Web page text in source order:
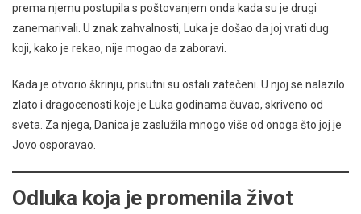
prema njemu postupila s poštovanjem onda kada su je drugi
zanemarivali. U znak zahvalnosti, Luka je došao da joj vrati dug
koji, kako je rekao, nije mogao da zaboravi.
Kada je otvorio škrinju, prisutni su ostali zatečeni. U njoj se nalazilo
zlato i dragocenosti koje je Luka godinama čuvao, skriveno od
sveta. Za njega, Danica je zaslužila mnogo više od onoga što joj je
Jovo osporavao.
Odluka koja je promenila život